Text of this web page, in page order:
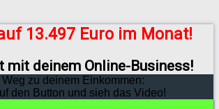
13.497 Euro im Monat!
mit deinem Online-Business!
Weg zu deinem Einkommen:
den Button und sieh das Video!